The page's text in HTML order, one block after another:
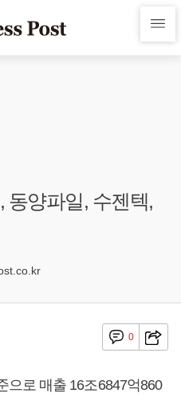
동양파일, 수젠텍,
0
으로 매출 16조6847억860